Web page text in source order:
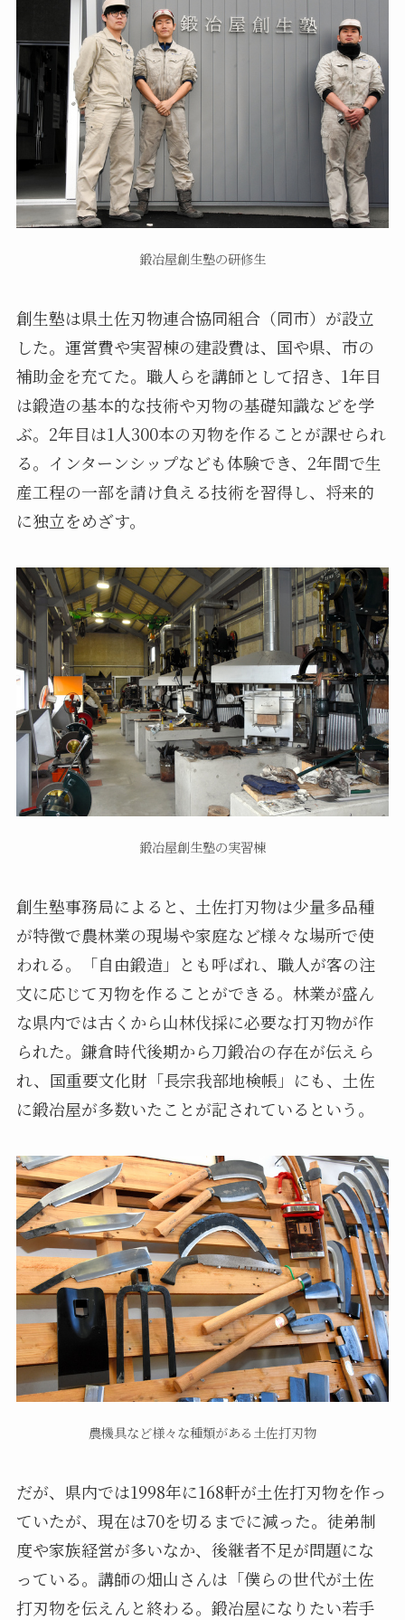
鍛冶屋創生塾の研修生
創生塾は県土佐刃物連合協同組合（同市）が設立
した。運営費や実習棟の建設費は、国や県、市の
補助金を充てた。職人らを講師として招き、1年目
は鍛造の基本的な技術や刃物の基礎知識などを学
ぶ。2年目は1人300本の刃物を作ることが課せられ
る。インターンシップなども体験でき、2年間で生
産工程の一部を請け負える技術を習得し、将来的
に独立をめざす。
鍛冶屋創生塾の実習棟
創生塾事務局によると、土佐打刃物は少量多品種
が特徴で農林業の現場や家庭など様々な場所で使
われる。「自由鍛造」とも呼ばれ、職人が客の注
文に応じて刃物を作ることができる。林業が盛ん
な県内では古くから山林伐採に必要な打刃物が作
られた。鎌倉時代後期から刀鍛冶の存在が伝えら
れ、国重要文化財「長宗我部地検帳」にも、土佐
に鍛冶屋が多数いたことが記されているという。
農機具など様々な種類がある土佐打刃物
だが、県内では1998年に168軒が土佐打刃物を作っ
ていたが、現在は70を切るまでに減った。徒弟制
度や家族経営が多いなか、後継者不足が問題にな
っている。講師の畑山さんは「僕らの世代が土佐
打刃物を伝えんと終わる。鍛冶屋になりたい若手